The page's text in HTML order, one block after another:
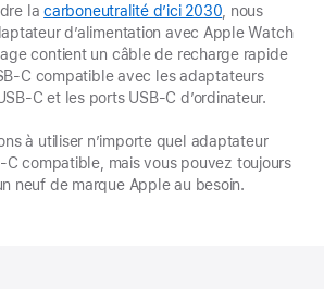
lacarboneutralité d’ici 2030 (s’ouvre
dans
une
nouvelle
fenêtre)
, nous
d’alimentation avec Apple Watch
contient un câble de recharge rapide
C compatible avec les adaptateurs
C et les ports USB-C d’ordinateur.
à utiliser n’importe quel adaptateur
C compatible, mais vous pouvez toujours
neuf de marque Apple au besoin.